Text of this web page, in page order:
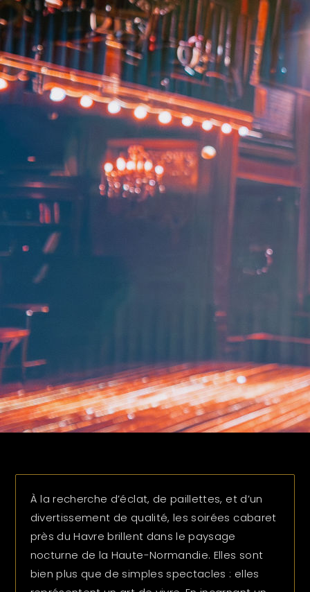
À la recherche d’éclat, de paillettes, et d’un
divertissement de qualité, les soirées cabaret
près du Havre brillent dans le paysage
nocturne de la Haute-Normandie. Elles sont
bien plus que de simples spectacles : elles